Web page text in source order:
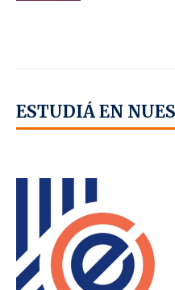
ESTUDIÁ EN